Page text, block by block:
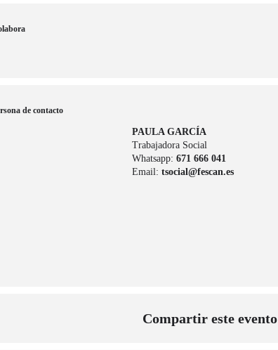
de contacto
PAULA GARCÍA
Trabajadora Social
Whatsapp: 671 666 041
Email: tsocial@fescan.es
Compartir este evento